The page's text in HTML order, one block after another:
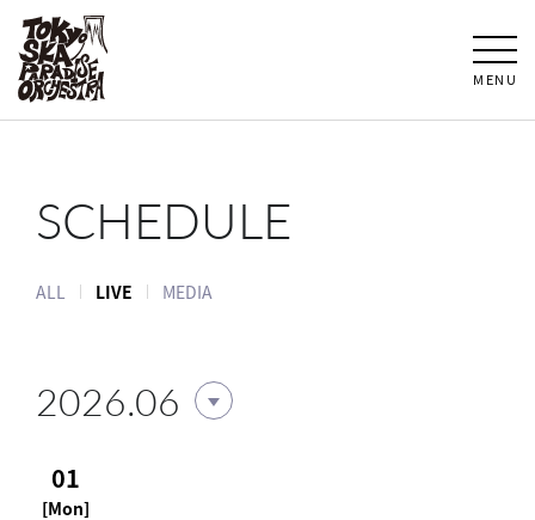
MENU
SCHEDULE
ALL LIVE MEDIA
2026.06
01
[Mon]